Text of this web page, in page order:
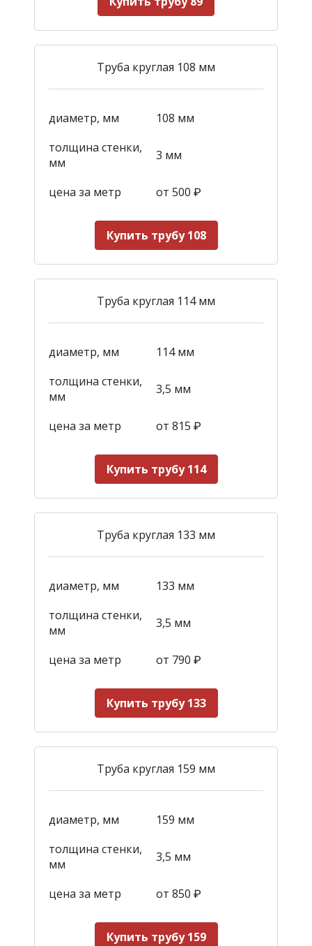
Труба круглая 108 мм
диаметр, мм
108 мм
толщина стенки,
мм
3 мм
цена за метр от 500 ₽
Купить трубу 108
Труба круглая 114 мм
диаметр, мм
114 мм
толщина стенки,
мм
3,5 мм
цена за метр от 815 ₽
Купить трубу 114
Труба круглая 133 мм
диаметр, мм
133 мм
толщина стенки,
мм
3,5 мм
цена за метр от 790 ₽
Купить трубу 133
Труба круглая 159 мм
диаметр, мм
159 мм
толщина стенки,
мм
3,5 мм
цена за метр от 850 ₽
Купить трубу 159